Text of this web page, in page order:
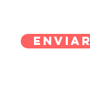
Enviar